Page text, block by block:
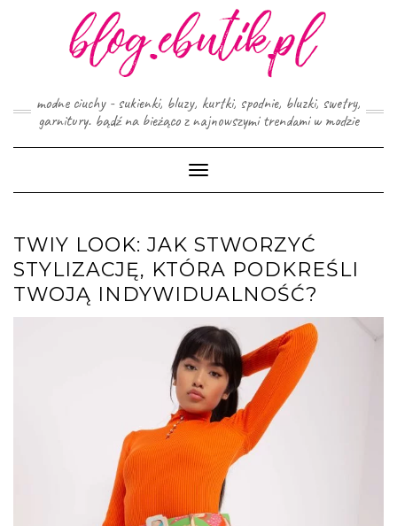
modne ciuchy - sukienki, bluzy, kurtki, spodnie, bluzki, swetry,
garnitury. bądź na bieżąco z najnowszymi trendami w modzie
Toggle
Navigation
TWIY LOOK: JAK STWORZYĆ
STYLIZACJĘ, KTÓRA PODKREŚLI
TWOJĄ INDYWIDUALNOŚĆ?